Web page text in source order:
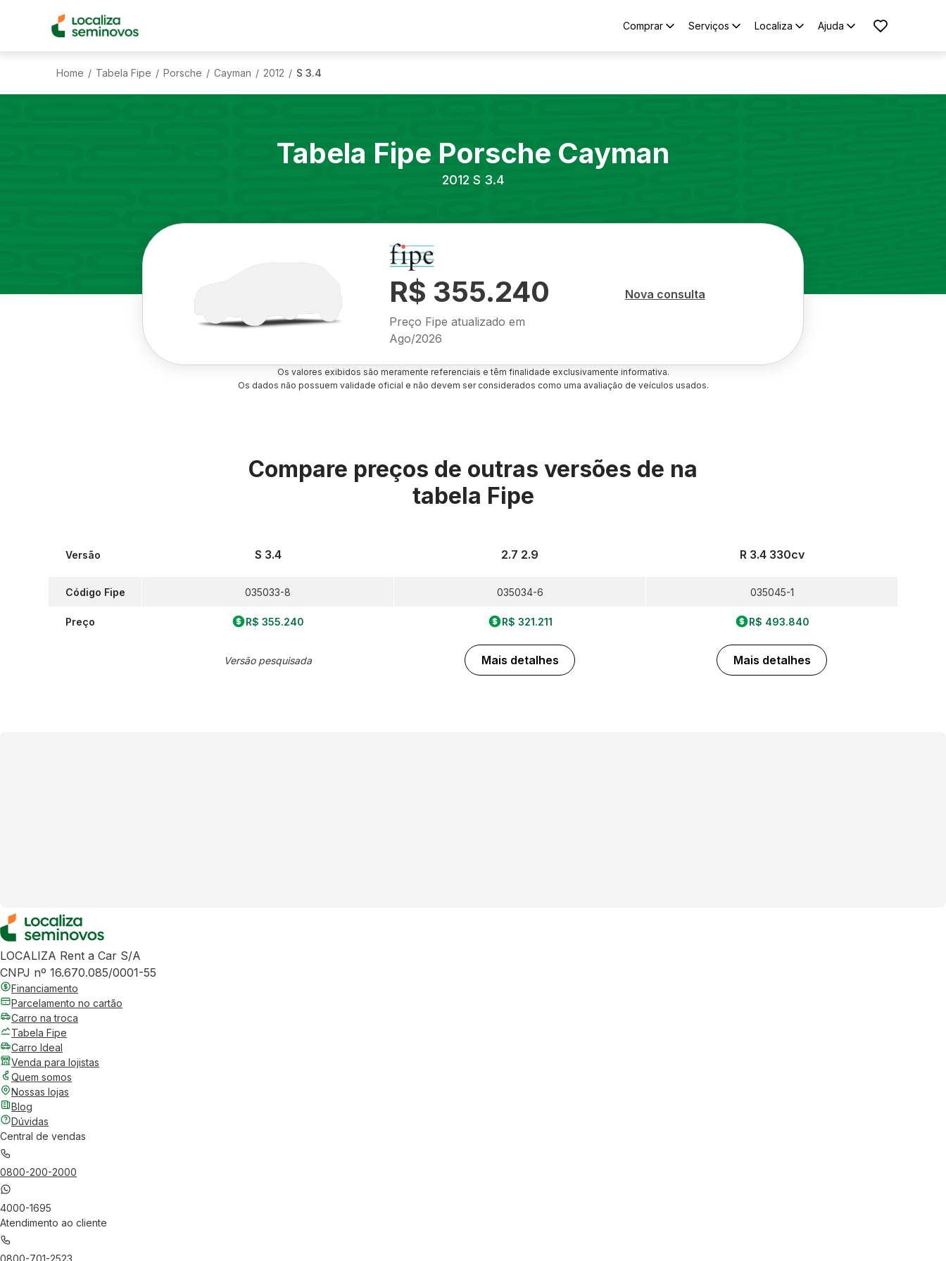
Comprar Serviços Localiza Ajuda
Home / Tabela Fipe / Porsche / Cayman / 2012 / S 3.4
Tabela Fipe Porsche Cayman
2012 S 3.4
R$ 355.240
Preço Fipe atualizado em
Ago/2026
Nova consulta
Os valores exibidos são meramente referenciais e têm finalidade exclusivamente informativa.
Os dados não possuem validade oficial e não devem ser considerados como uma avaliação de veículos usados.
Compare preços de outras versões de na
tabela Fipe
Versão
Código Fipe
Preço
S 3.4
035033-8
R$ 355.240
Versão pesquisada
2.7 2.9
035034-6
R$ 321.211
Mais detalhes
R 3.4 330cv
035045-1
R$ 493.840
Mais detalhes
LOCALIZA Rent a Car S/A
CNPJ nº 16.670.085/0001-55
Financiamento
Parcelamento no cartão
Carro na troca
Tabela Fipe
Carro Ideal
Venda para lojistas
Quem somos
Nossas lojas
Blog
Dúvidas
Central de vendas
0800-200-2000
4000-1695
Atendimento ao cliente
0800-701-2523